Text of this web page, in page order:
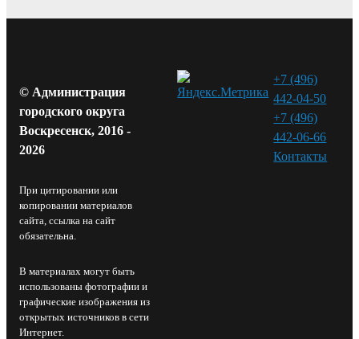
© Администрация
городского округа
Воскресенск, 2016 -
2026
При цитировании или
копировании материалов
сайта, ссылка на сайт
обязательна.
В материалах могут быть
использованы фотографии и
графические изображения из
открытых источников в сети
Интернет.
+7 (496)
442-04-50
+7 (496)
442-06-66
Контакты⁠